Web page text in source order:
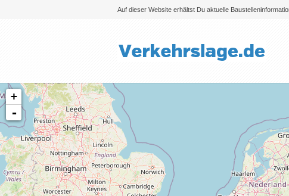
Auf dieser Website erhältst Du aktuelle
+
-